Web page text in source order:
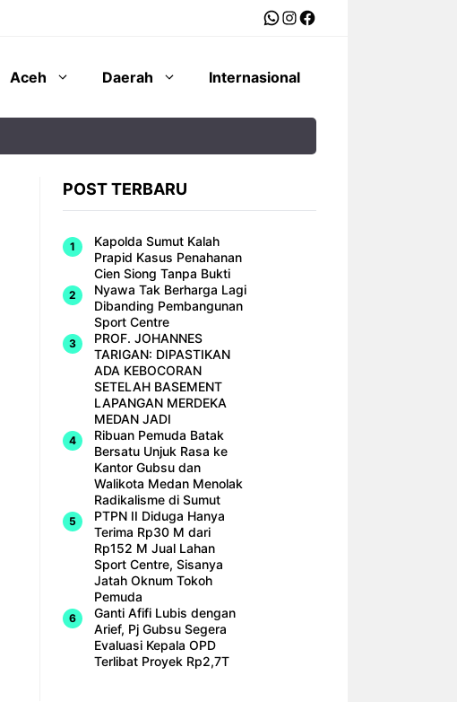
WhatsApp
Instagram
Facebook
Aceh Daerah Internasional
POST TERBARU
Kapolda Sumut Kalah
Prapid Kasus Penahanan
Cien Siong Tanpa Bukti
Nyawa Tak Berharga Lagi
Dibanding Pembangunan
Sport Centre
PROF. JOHANNES
TARIGAN: DIPASTIKAN
ADA KEBOCORAN
SETELAH BASEMENT
LAPANGAN MERDEKA
MEDAN JADI
Ribuan Pemuda Batak
Bersatu Unjuk Rasa ke
Kantor Gubsu dan
Walikota Medan Menolak
Radikalisme di Sumut
PTPN II Diduga Hanya
Terima Rp30 M dari
Rp152 M Jual Lahan
Sport Centre, Sisanya
Jatah Oknum Tokoh
Pemuda
Ganti Afifi Lubis dengan
Arief, Pj Gubsu Segera
Evaluasi Kepala OPD
Terlibat Proyek Rp2,7T